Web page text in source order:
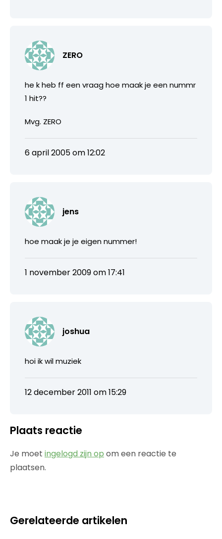
ZERO
he k heb ff een vraag hoe maak je een nummr
1 hit??
Mvg. ZERO
6 april 2005 om 12:02
jens
hoe maak je je eigen nummer!
1 november 2009 om 17:41
joshua
hoi ik wil muziek
12 december 2011 om 15:29
Plaats reactie
Je moet ingelogd zijn op om een reactie te
plaatsen.
Gerelateerde artikelen